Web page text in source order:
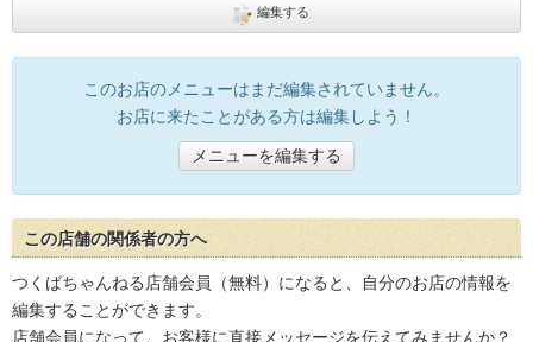
編集する
このお店のメニューはまだ編集されていません。
お店に来たことがある方は編集しよう！
メニューを編集する
この店舗の関係者の方へ
つくばちゃんねる店舗会員（無料）になると、自分のお店の情報を
編集することができます。
店舗会員になって、お客様に直接メッセージを伝えてみませんか？